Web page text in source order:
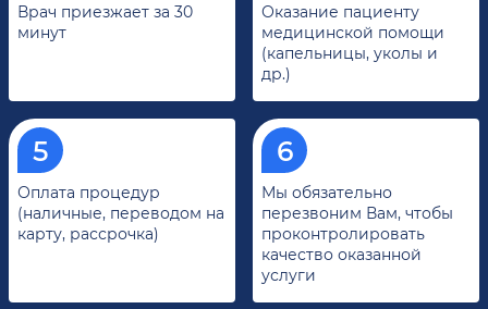
Врач приезжает за 30
минут
Оказание пациенту
медицинской помощи
(капельницы, уколы и
др.)
Оплата процедур
(наличные, переводом на
карту, рассрочка)
Мы обязательно
перезвоним Вам, чтобы
проконтролировать
качество оказанной
услуги